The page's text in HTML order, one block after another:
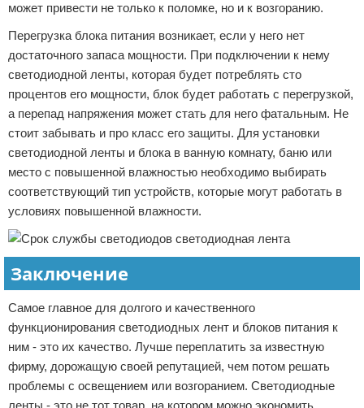
может привести не только к поломке, но и к возгоранию.
Перегрузка блока питания возникает, если у него нет
достаточного запаса мощности. При подключении к нему
светодиодной ленты, которая будет потреблять сто
процентов его мощности, блок будет работать с перегрузкой,
а перепад напряжения может стать для него фатальным. Не
стоит забывать и про класс его защиты. Для установки
светодиодной ленты и блока в ванную комнату, баню или
место с повышенной влажностью необходимо выбирать
соответствующий тип устройств, которые могут работать в
условиях повышенной влажности.
Заключение
Самое главное для долгого и качественного
функционирования светодиодных лент и блоков питания к
ним - это их качество. Лучше переплатить за известную
фирму, дорожащую своей репутацией, чем потом решать
проблемы с освещением или возгоранием. Светодиодные
ленты - это не тот товар, на котором можно экономить.